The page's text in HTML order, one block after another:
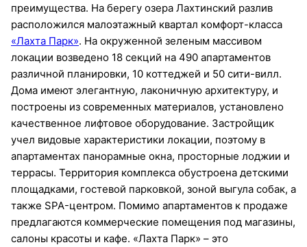
преимущества. На берегу озера Лахтинский разлив
расположился малоэтажный квартал комфорт-класса
«Лахта Парк». На окруженной зеленым массивом
локации возведено 18 секций на 490 апартаментов
различной планировки, 10 коттеджей и 50 сити-вилл.
Дома имеют элегантную, лаконичную архитектуру, и
построены из современных материалов, установлено
качественное лифтовое оборудование. Застройщик
учел видовые характеристики локации, поэтому в
апартаментах панорамные окна, просторные лоджии и
террасы. Территория комплекса обустроена детскими
площадками, гостевой парковкой, зоной выгула собак, а
также SPA-центром. Помимо апартаментов к продаже
предлагаются коммерческие помещения под магазины,
салоны красоты и кафе. «Лахта Парк» – это